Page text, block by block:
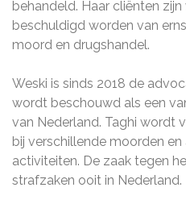
behandeld. Haar cliënten
beschuldigd worden van
moord en drugshandel.
Weski is sinds 2018 de
wordt beschouwd als een
van Nederland. Taghi wordt
bij verschillende moorden en
activiteiten. De zaak tegen
strafzaken ooit in Nederland.